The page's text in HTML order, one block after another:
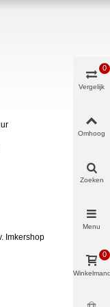
Imkershop
Vergelijk
0
Omhoog
Zoeken
Menu
0